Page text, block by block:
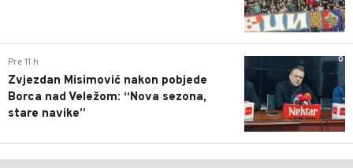
0
Pre 11 h
Zvjezdan Misimović nakon pobjede
Borca nad Veležom: “Nova sezona,
stare navike”